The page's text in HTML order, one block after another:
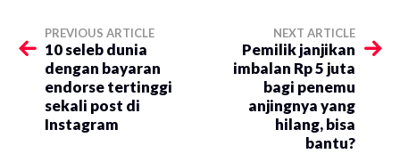
PREVIOUS ARTICLE
10 seleb dunia
dengan bayaran
endorse tertinggi
sekali post di
Instagram
NEXT ARTICLE
Pemilik janjikan
imbalan Rp 5 juta
bagi penemu
anjingnya yang
hilang, bisa
bantu?